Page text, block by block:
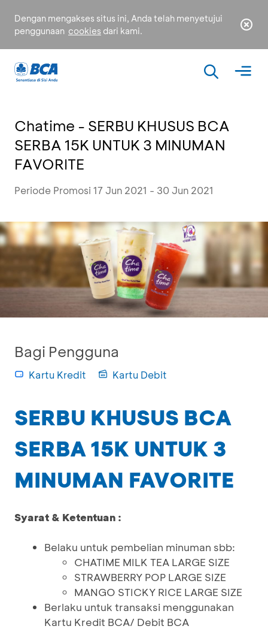
Dengan mengakses situs ini, Anda telah menyetujui
penggunaan cookies dari kami.
Chatime - SERBU KHUSUS BCA
SERBA 15K UNTUK 3 MINUMAN
FAVORITE
Periode Promosi 17 Jun 2021 - 30 Jun 2021
Bagi Pengguna
Kartu Kredit Kartu Debit
SERBU KHUSUS BCA
SERBA 15K UNTUK 3
MINUMAN FAVORITE
Syarat & Ketentuan :
Belaku untuk pembelian minuman sbb:
CHATIME MILK TEA LARGE SIZE
STRAWBERRY POP LARGE SIZE
MANGO STICKY RICE LARGE SIZE
Berlaku untuk transaksi menggunakan
Kartu Kredit BCA/ Debit BCA